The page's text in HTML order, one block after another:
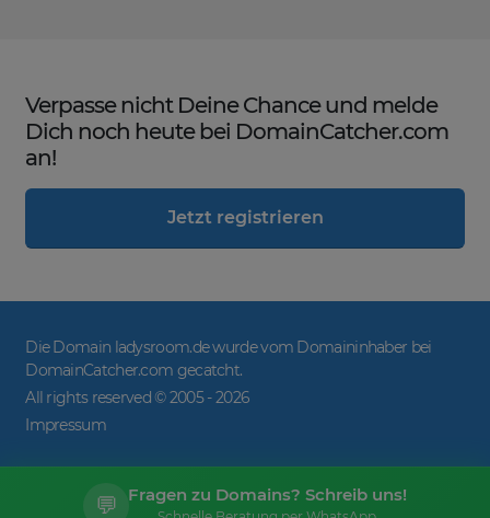
Verpasse nicht Deine Chance und melde
Dich noch heute bei DomainCatcher.com
an!
Jetzt registrieren
Die Domain ladysroom.de wurde vom Domaininhaber bei
DomainCatcher.com gecatcht.
All rights reserved © 2005 -2026
Impressum
💬 Fragen zu Domains? Schreib uns!